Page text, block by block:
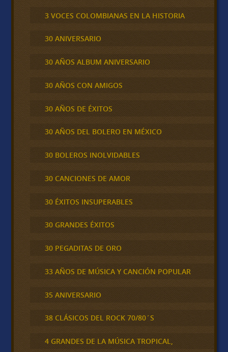
3 VOCES COLOMBIANAS EN LA HISTORIA
30 ANIVERSARIO
30 AÑOS ALBUM ANIVERSARIO
30 AÑOS CON AMIGOS
30 AÑOS DE ÉXITOS
30 AÑOS DEL BOLERO EN MÉXICO
30 BOLEROS INOLVIDABLES
30 CANCIONES DE AMOR
30 ÉXITOS INSUPERABLES
30 GRANDES ÉXITOS
30 PEGADITAS DE ORO
33 AÑOS DE MÚSICA Y CANCIÓN POPULAR
35 ANIVERSARIO
38 CLÁSICOS DEL ROCK 70/80´S
4 GRANDES DE LA MÚSICA TROPICAL,